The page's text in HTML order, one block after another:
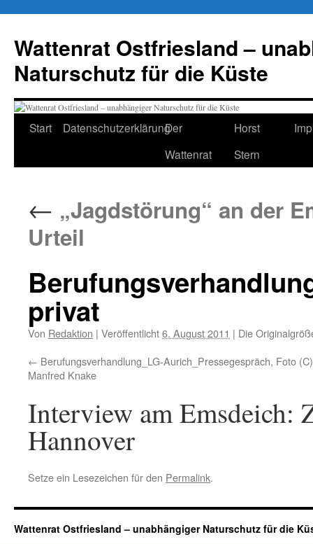
springen
Wattenrat Ostfriesland –
Naturschutz für die Küste
Start DatenschutzerklärungDer
Wattenrat
Horst
Stern
← „Jagdstörung“ an der
Urteil
privat
Von Redaktion | Veröffentlicht6. August 2011 | Die
Berufungsverhandlung_LG-Aurich_Pressegespräch, Foto
Manfred Knake
Interview am Emsdeich:
Hannover
Setze ein Lesezeichen für den Permalink.
Wattenrat Ostfriesland – unabhängiger Naturschutz für die